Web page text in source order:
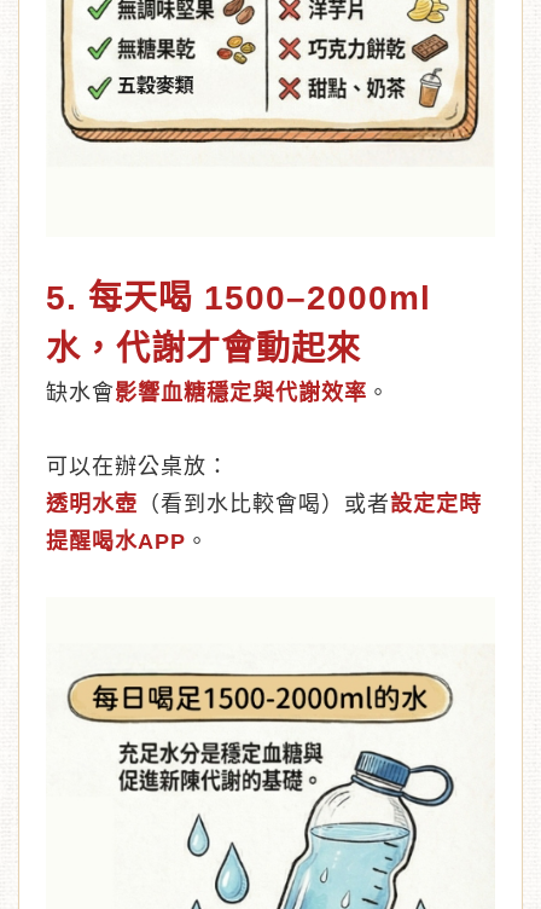
5. 每天喝 1500–2000ml
水，代謝才會動起來
缺水會影響血糖穩定與代謝效率 。
可以在辦公桌放：
透明水壺 （看到水比較會喝）或者設定定時
提醒喝水APP 。